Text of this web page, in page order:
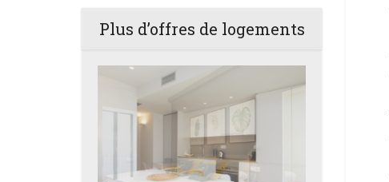
Plus d’offres de logements